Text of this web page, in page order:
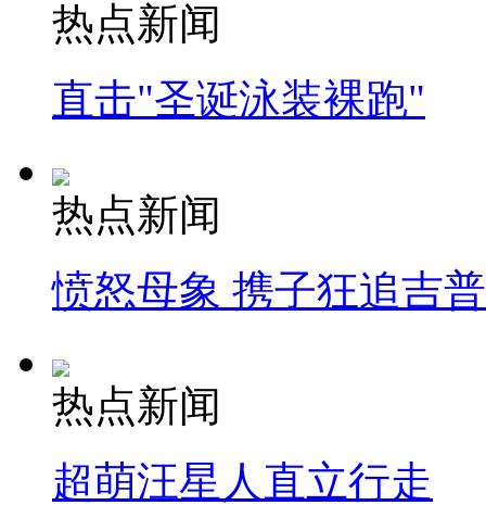
热点新闻
直击"圣诞泳装裸跑"
热点新闻
愤怒母象 携子狂追吉
热点新闻
超萌汪星人直立行走